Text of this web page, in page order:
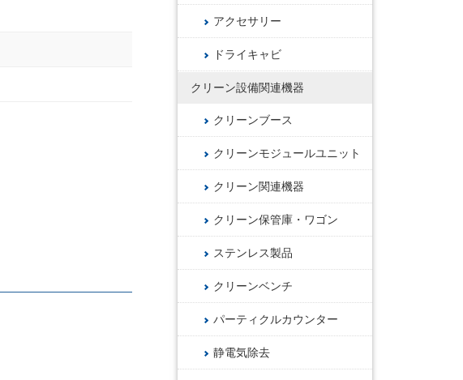
アクセサリー
ドライキャビ
クリーン設備関連機器
クリーンブース
クリーンモジュールユニット
クリーン関連機器
クリーン保管庫・ワゴン
ステンレス製品
クリーンベンチ
パーティクルカウンター
静電気除去